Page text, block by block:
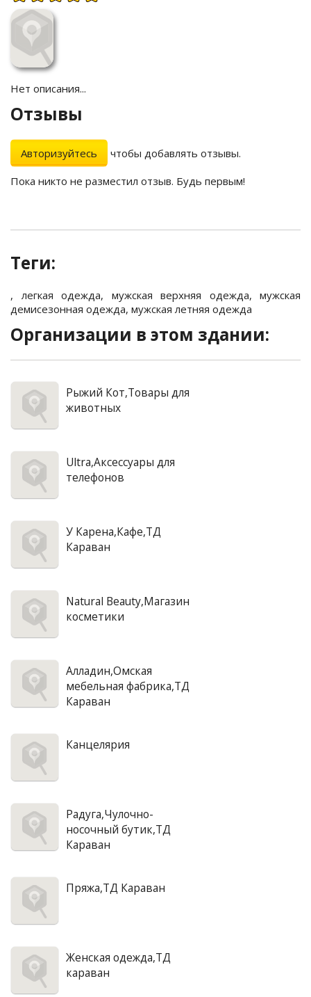
Нет описания...
Отзывы
Авторизуйтесь
чтобы добавлять отзывы.
Пока никто не разместил отзыв. Будь первым!
Теги:
,легкая одежда, мужская верхняя одежда, мужская
демисезонная одежда, мужская летняя одежда
Организации в этом здании:
Рыжий Кот,Товары для
животных
Ultra,Аксессуары для
телефонов
У Карена,Кафе,ТД
Караван
Natural Beauty,Магазин
косметики
Алладин,Омская
мебельная фабрика,ТД
Караван
Канцелярия
Радуга,Чулочно-
носочный бутик,ТД
Караван
Пряжа,ТД Караван
Женская одежда,ТД
караван